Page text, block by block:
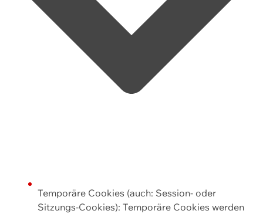
Temporäre Cookies (auch: Session- oder
Sitzungs-Cookies): Temporäre Cookies werden